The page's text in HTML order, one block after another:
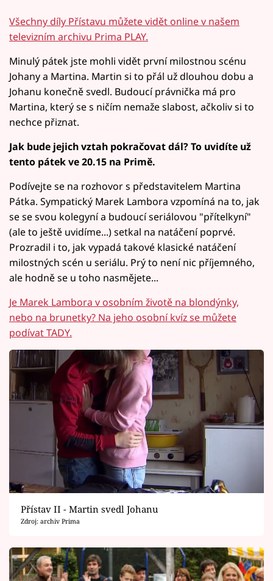
Všechny díly Přístavu můžete vidět online v našem
televizním archivu Prima PLAY.
Minulý pátek jste mohli vidět první milostnou scénu
Johany a Martina. Martin si to přál už dlouhou dobu a
Johanu konečně svedl. Budoucí právnička má pro
Martina, který se s ničím nemaže slabost, ačkoliv si to
nechce přiznat.
Jak bude jejich vztah pokračovat dál? To uvidíte už
tento pátek ve 20.15 na Primě.
Podívejte se na rozhovor s představitelem Martina
Pátka. Sympatický Marek Lambora vzpomíná na to, jak
se se svou kolegyní a budoucí seriálovou "přítelkyní"
(ale to ještě uvidíme...) setkal na natáčení poprvé.
Prozradil i to, jak vypadá takové klasické natáčení
milostných scén u seriálu. Prý to není nic příjemného,
ale hodně se u toho nasmějete...
Je Marek Lambora v osobním životě na blondýnky,
nebo na brunetky? Na jeho osobní kvíz se můžete
podívat TADY.
Přístav II - Martin svedl Johanu
Zdroj: archiv Prima